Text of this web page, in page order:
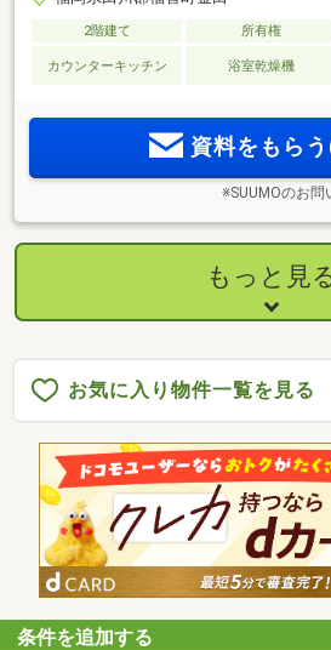
2階建て 所有権
カウンターキッチン 浴室乾燥機
資料をもら
※SUUMOのお
もっと見
お気に入り物件一覧を見る
条件を追加する